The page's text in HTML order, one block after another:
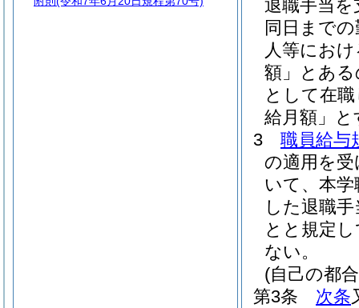
退職手当
同日まで
人等にお
額」とあ
として在
給月額」と
3
職員給与
の適用を
いて、本
した退職
とと規定
ない。
(自己の都
第3条
次条